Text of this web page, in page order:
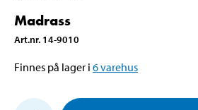
Madrass
Art.nr. 14-9010
Finnes på lager i 6varehus